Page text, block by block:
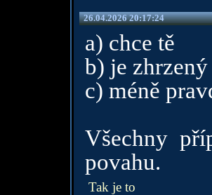
26.04.2026 20:17:24
a) chce tě
b) je
c) méně
Všechny
povahu.
Tak je to